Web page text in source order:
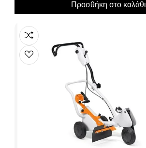
Προσθήκη στο καλάθι